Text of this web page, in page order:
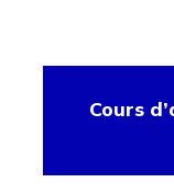
Cours